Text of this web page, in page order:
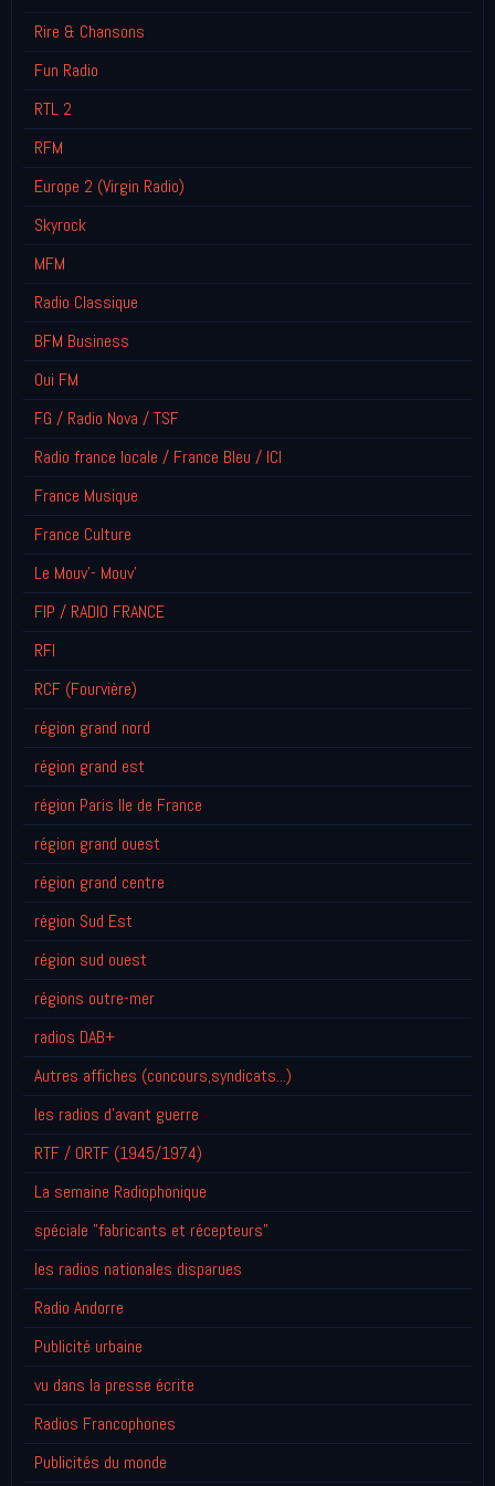
Rire & Chansons
Fun Radio
RTL 2
RFM
Europe 2 (Virgin Radio)
Skyrock
MFM
Radio Classique
BFM Business
Oui FM
FG / Radio Nova / TSF
Radio france locale / France Bleu / ICI
France Musique
France Culture
Le Mouv'- Mouv'
FIP / RADIO FRANCE
RFI
RCF (Fourvière)
région grand nord
région grand est
région Paris Ile de France
région grand ouest
région grand centre
région Sud Est
région sud ouest
régions outre-mer
radios DAB+
Autres affiches (concours,syndicats...)
les radios d'avant guerre
RTF / ORTF (1945/1974)
La semaine Radiophonique
spéciale "fabricants et récepteurs"
les radios nationales disparues
Radio Andorre
Publicité urbaine
vu dans la presse écrite
Radios Francophones
Publicités du monde